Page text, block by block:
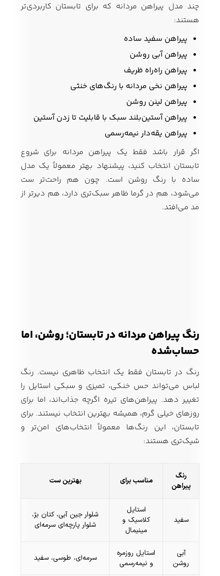
چند مدل پیراهن مردانه که برای تابستان کاربردی‌تر
هستند:
پیراهن سفید ساده
پیراهن آبی روشن
پیراهن راه‌راه ظریف
پیراهن نخی مردانه با رنگ‌های خنثی
پیراهن لینن روشن
پیراهن آستین‌بلند سبک با قابلیت تا زدن آستین
پیراهن یقه‌دار نیمه‌رسمی
اگر قرار باشد فقط یک پیراهن مردانه برای شروع
تابستان انتخاب کنید، پیشنهاد بهتر معمولاً یک مدل
ساده با رنگ روشن است. چون هم راحت‌تر ست
می‌شود، هم در گرما ظاهر سبک‌تری دارد، هم دیرتر از
مد می‌افتد.
رنگ پیراهن مردانه در تابستان؛ روشن، اما
حساب‌شده
رنگ در تابستان فقط یک انتخاب ظاهری نیست. رنگ
لباس می‌تواند حس خنکی، تمیزی و سبکی استایل را
تغییر دهد. پیراهن‌های تیره اگرچه جذاب‌اند، اما برای
روزهای خیلی گرم، همیشه بهترین انتخاب نیستند. برای
تابستان، این رنگ‌ها معمولاً انتخاب‌های امن‌تر و
شیک‌تری هستند:
رنگ
پیراهن
مناسب برای بهترین ست
سفید
استایل
کلاسیک و
مینیمال
شلوار جین آبی، کتان بژ،
شلوار پارچه‌ای سرمه‌ای
آبی
روشن
استایل روزمره
و نیمه‌رسمی
سرمه‌ای، طوسی، سفید